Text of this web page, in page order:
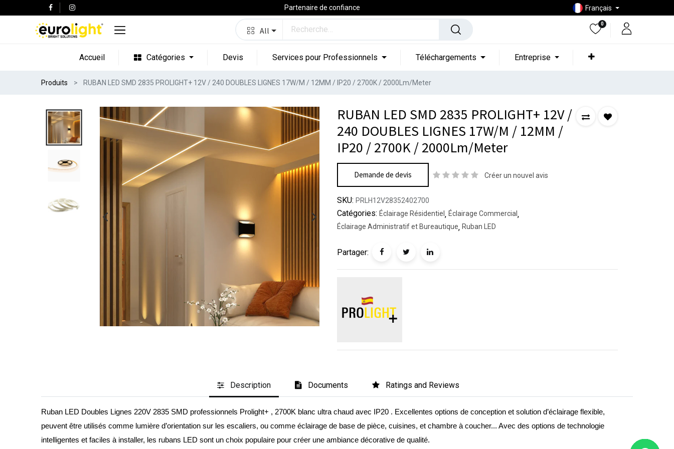
Partenaire de confiance Français
All
0
Accueil Catégories Devis Services pour Professionnels Téléchargements Entreprise
Produits RUBAN LED SMD 2835 PROLIGHT+ 12V / 240 DOUBLES LIGNES 17W/M / 12MM / IP20 / 2700K / 2000Lm/Meter
RUBAN LED SMD 2835 PROLIGHT+ 12V /
240 DOUBLES LIGNES 17W/M / 12MM /
IP20 / 2700K / 2000Lm/Meter
Demande de devis Créer un nouvel avis
SKU: PRLH12V28352402700
Catégories: Éclairage Résidentiel , Éclairage Commercial ,
Éclairage Administratif et Bureautique, Ruban LED
Partager:
Description Documents Ratings and Reviews
Ruban LED Doubles Lignes 220V 2835 SMD professionnels Prolight+ , 2700K blanc ultra chaud avec IP20 . Excellentes options de conception et solution d’éclairage flexible,
peuvent être utilisés comme lumière d’orientation sur les escaliers, ou comme éclairage de base de pièce, cuisines, et chambre à coucher... Avec des options de technologie
intelligentes et faciles à installer, les rubans LED sont un choix populaire pour créer une ambiance décorative de qualité.